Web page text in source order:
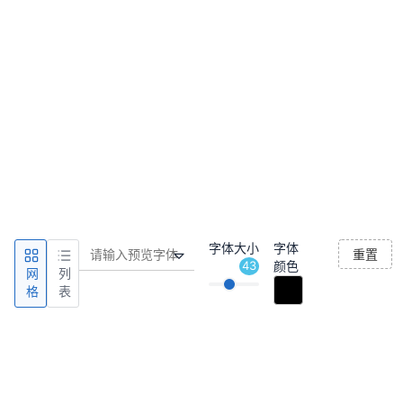
网
格
列
表
字体大小
43
字体
颜色
重置